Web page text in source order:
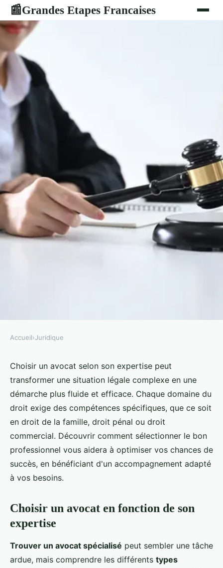
📰Grandes Etapes Francaises
Trouver un avocat par
expertises : choisissez le bon
professionnel
Clément• 24 novembre 2024• 6 min de lecture
Accueil›Juridique
Choisir un avocat selon son expertise peut
transformer une situation légale complexe en une
démarche plus fluide et efficace. Chaque domaine du
droit exige des compétences spécifiques, que ce soit
en droit de la famille, droit pénal ou droit
commercial. Découvrir comment sélectionner le bon
professionnel vous aidera à optimiser vos chances de
succès, en bénéficiant d'un accompagnement adapté
à vos besoins.
Choisir un avocat en fonction de son
expertise
Trouver un avocat spécialisé peut sembler une tâche
ardue, mais comprendre les différents types